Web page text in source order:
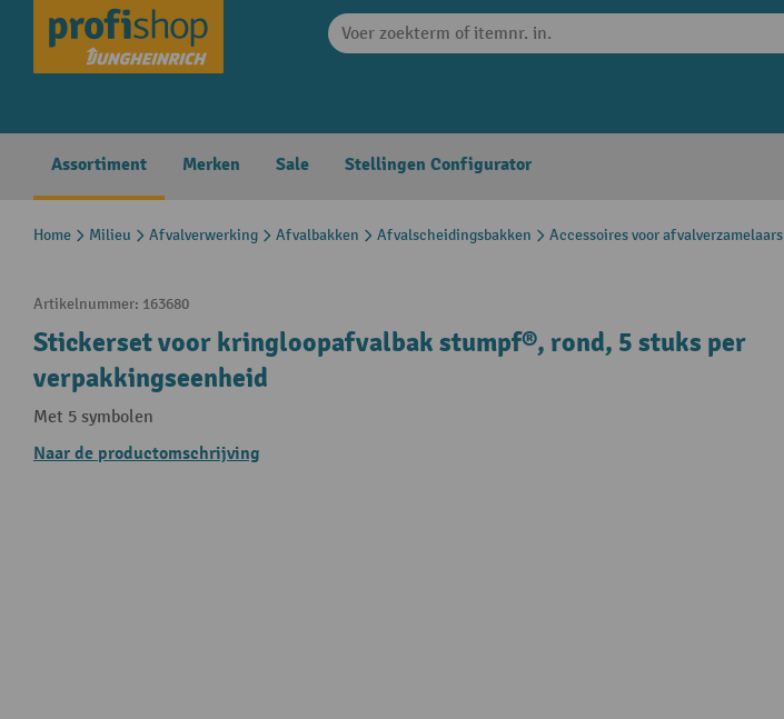
Skip to main navigation
Assortiment Merken Sale Stellingen Configurator
Home Milieu Afvalverwerking Afvalbakken Afvalscheidingsbakken Accessoires voor afvalverzamelaars
Artikelnummer: 163680
Stickerset voor kringloopafvalbak stumpf®, rond, 5 stuks per
verpakkingseenheid
Met 5 symbolen
Naar de productomschrijving